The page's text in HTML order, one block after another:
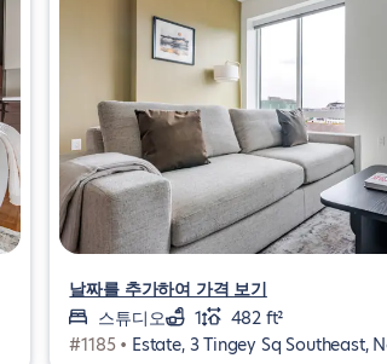
날짜를 추가하여 가격 보기
스튜디오
1
482 ft²
#1185 • Estate, 3 Tingey Sq Southeast,